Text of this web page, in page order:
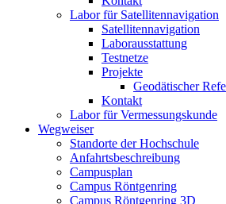
Labor für Satellitennavigation
Satellitennavigation
Laborausstattung
Testnetze
Projekte
Geodätischer
Kontakt
Labor für Vermessungskunde
Wegweiser
Standorte der Hochschule
Anfahrtsbeschreibung
Campusplan
Campus Röntgenring
Campus Röntgenring 3D